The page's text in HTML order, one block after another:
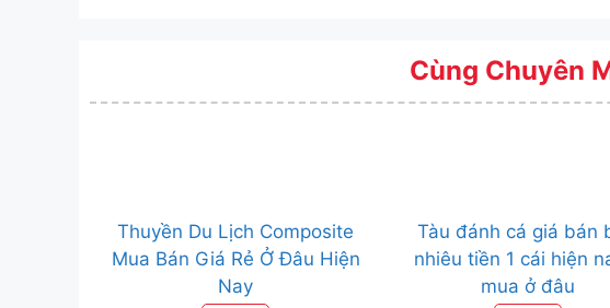
Cùng Chuyên
Thuyền Du Lịch Composite
Mua Bán Giá Rẻ Ở Đâu Hiện
Nay
Tàu đánh cá giá bán
nhiêu tiền 1 cái hiện
mua ở đâu